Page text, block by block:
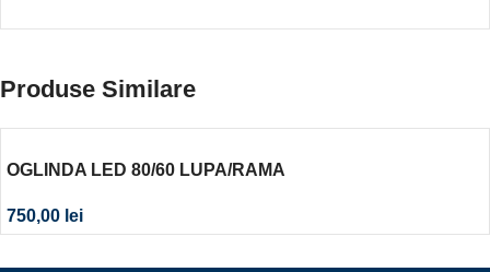
Produse Similare
OGLINDA LED 80/60 LUPA/RAMA
750,00 lei